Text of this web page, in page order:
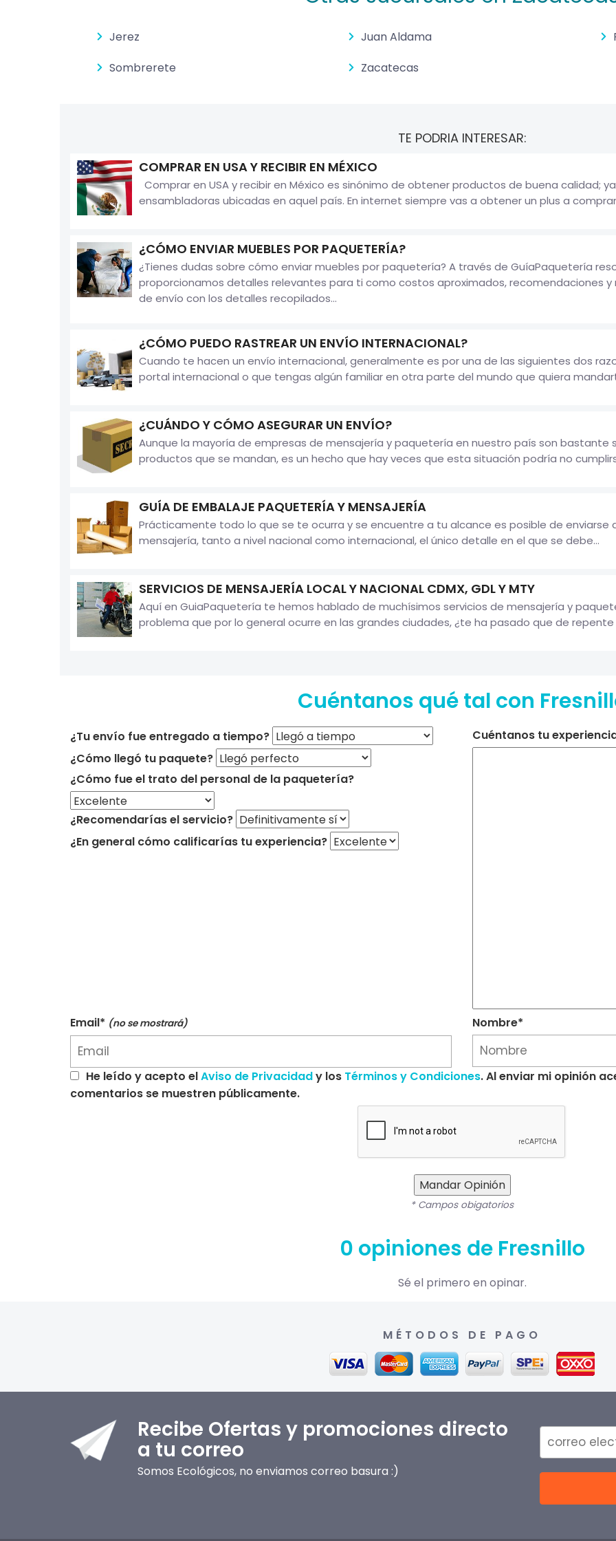
Jerez Juan Aldama
Sombrerete
Zacatecas
TE PODRIA INTERESAR:
COMPRAR EN USA Y RECIBIR EN MÉXICO
Comprar en USA y recibir en México es sinónimo de obtener productos de buena calidad;
ensambladoras ubicadas en aquel país. En internet siempre vas a obtener un plus a
¿CÓMO ENVIAR MUEBLES POR PAQUETERÍA?
¿Tienes dudas sobre cómo enviar muebles por paquetería? A través de GuíaPaquetería
proporcionamos detalles relevantes para ti como costos aproximados, recomendaciones
de envío con los detalles recopilados...
¿CÓMO PUEDO RASTREAR UN ENVÍO INTERNACIONAL?
Cuando te hacen un envío internacional, generalmente es por una de las siguientes dos
portal internacional o que tengas algún familiar en otra parte del mundo que quiera
¿CUÁNDO Y CÓMO ASEGURAR UN ENVÍO?
Aunque la mayoría de empresas de mensajería y paquetería en nuestro país son bastante
productos que se mandan, es un hecho que hay veces que esta situación podría no
GUÍA DE EMBALAJE PAQUETERÍA Y MENSAJERÍA
Prácticamente todo lo que se te ocurra y se encuentre a tu alcance es posible de enviarse
mensajería, tanto a nivel nacional como internacional, el único detalle en el que se debe...
SERVICIOS DE MENSAJERÍA LOCAL Y NACIONAL CDMX, GDL Y MTY
Aquí en GuiaPaquetería te hemos hablado de muchísimos servicios de mensajería y
problema que por lo general ocurre en las grandes ciudades, ¿te ha pasado que de
Cuéntanos qué tal con
¿Tu envío fue entregado a tiempo?
¿Cómo llegó tu paquete?
¿Cómo fue el trato del personal de la paquetería?
¿Recomendarías el servicio?
¿En general cómo calificarías tu experiencia?
Cuéntanos tu
Email* (no se mostrará) Nombre*
He leído y acepto elAviso de Privacidady los Términos y Condiciones. Al enviar mi opinión
comentarios se muestren públicamente.
Mandar Opinión
* Campos obigatorios
0 opiniones de Fresnillo
Sé el primero en opinar.
MÉTODOS DE PAGO
Recibe Ofertas y promociones directo
a tu correo
Somos Ecológicos, no enviamos correo basura :)